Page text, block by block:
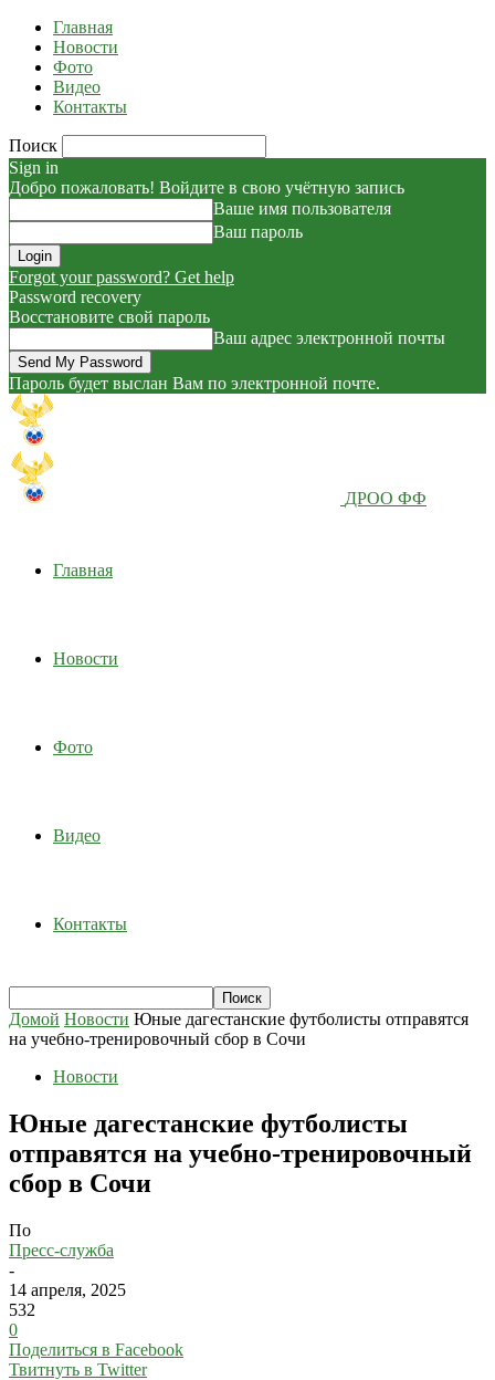
Главная
Новости
Фото
Видео
Контакты
Поиск
Sign in
Добро пожаловать! Войдите в свою учётную запись
Ваше имя пользователя
Ваш пароль
Forgot your password? Get help
Password recovery
Восстановите свой пароль
Ваш адрес электронной почты
Пароль будет выслан Вам по электронной почте.
ДРОО ФФ
Главная
Новости
Фото
Видео
Контакты
Домой Новости Юные дагестанские футболисты отправятся
на учебно-тренировочный сбор в Сочи
Новости
Юные дагестанские футболисты
отправятся на учебно-тренировочный
сбор в Сочи
По
Пресс-служба
-
14 апреля, 2025
532
0
Поделиться в Facebook
Твитнуть в Twitter